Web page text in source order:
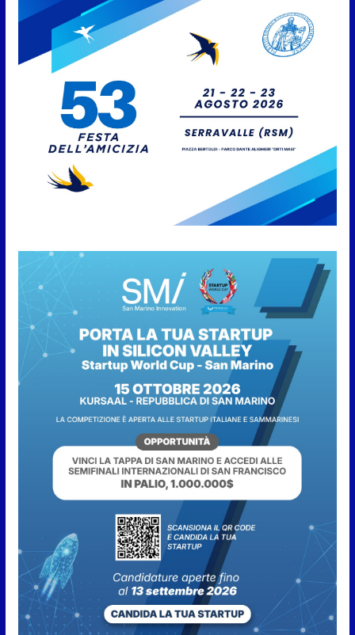
San Marino Academy.
Femminile: quattro Primavera
aggregate alla Prima Squadra
8 Agosto 2026
San Marino. “Cena Tramonto &
Live” una serata di
cucina e solidarietà, a Faetano.
Con la firma e la regia di